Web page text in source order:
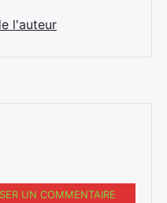
l'auteur
UN COMMENTAIRE